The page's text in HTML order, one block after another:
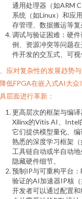
通用处理器（如ARM
系统（如Linux）和应
存管理、数据搬运等复
调试与验证困难：硬
例、资源冲突等问题
件开发的交互式、可视
应对复杂性的发展趋势
低FPGA在嵌入式AI大
层面进行革新：
更高层次的框架与编
Xilinx的Vitis AI、Intel
它们提供模型量化、
熟悉的深度学习框架
工具链自动或半自动
隐藏硬件细节。
预制IP与可重构平台
验证的AI加速器IP核
开发者可以通过配置